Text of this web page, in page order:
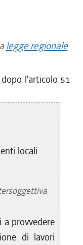
legge regionale
dopo l'articolo 51
locali
provvedere
di lavori